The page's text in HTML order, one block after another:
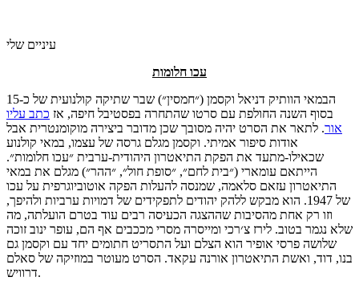
עיניים שלי
עכו חלומות
הבמאי הוותיק דניאל וקסמן (״חמסין״) שבר שתיקה קולנועית של כ-15
בסוף השנה החולפת עם סרטו שהתחרה בפסטיבל חיפה, אז כתב עליו
אור. לתאר את הסרט יהיה מסובך שכן מדובר ביצירה מוקומנטרית אבל
אודות סיפור אמיתי. וקסמן מגלם גרסה של עצמו, במאי קולנוע
שכאילו-מתעד את הפקת התיאטרון היהודית-ערבית ״עכו חלומות״.
הייתאם עומארי (״בית לחם״, ״סופת חול״, ״ההר״) מגלם את במאי
התיאטרון עזאם סלאמה, שמנסה להעלות הפקה אוטוביוגרפית על עכו
של 1947. הוא מבקש ללהק יהודים לתפקידים של דמויות ערביות ולהיפך,
וזו רק אחת מהסיבות שההצגה הכעיסה רבים עוד בטרם הועלתה, מה
שלא נגמר בטוב. לירז צ׳רכי ומייסרה מסרי מככבים אף הם, עופר ינוב זוכה
שלושה פרסי אופיר הוא הצלם ועל התסריט חתומים יחד עם וקסמן גם
בנו, דוד, ואשת התיאטרון אורנה עקאד. הסרט מעוטר במוזיקה של סאלם
דרוויש.